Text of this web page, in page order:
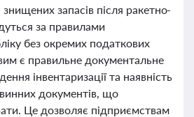
запасів після ракетно-
за правилами
без окремих податкових
є правильне документальне
інвентаризації та наявність
документів, що
Це дозволяє підприємствам